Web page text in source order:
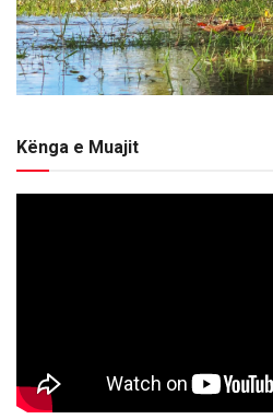
Kënga e Muajit